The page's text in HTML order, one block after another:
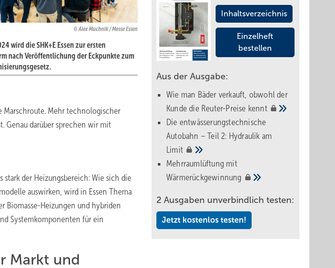
Alex Muchnik / Messe Essen
wird die SHK+E Essen zur ersten
nach Veröffentlichung der Eckpunkte zum
Marschroute. Mehr technologischer
Genau darüber sprechen wir mit
stark der Heizungsbereich: Wie sich die
auswirken, wird in Essen Thema
Biomasse-Heizungen und hybriden
Systemkomponenten für ein
Markt und
Inhaltsverzeichnis
Einzelheft
bestellen
Aus der Ausgabe:
Wie man Bäder verkauft, obwohl der
Kunde die Reuter-Preise kennt
Die entwässerungstechnische
Autobahn – Teil 2: Hydraulik am
Limit
Mehrraumlüftung mit
Wärmerückgewinnung
2 Ausgaben unverbindlich testen:
Jetzt kostenlos testen!